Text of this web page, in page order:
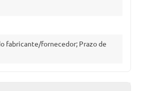
fabricante/fornecedor; Prazo de